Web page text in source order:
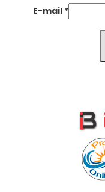
E-mail *